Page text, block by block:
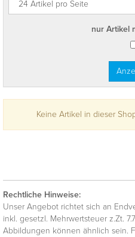
nur Artikel
Keine Artikel in dieser
Rechtliche Hinweise:
Unser Angebot richtet sich an
inkl. gesetzl. Mehrwertsteuer z.Zt.
Abbildungen können ähnlich sein.